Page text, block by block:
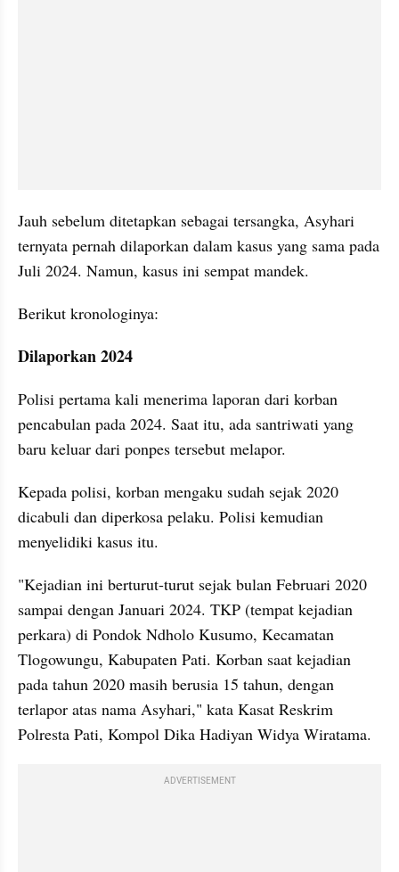
Jauh sebelum ditetapkan sebagai tersangka, Asyhari
ternyata pernah dilaporkan dalam kasus yang sama pada
Juli 2024. Namun, kasus ini sempat mandek.
Berikut kronologinya:
Dilaporkan 2024
Polisi pertama kali menerima laporan dari korban
pencabulan pada 2024. Saat itu, ada santriwati yang
baru keluar dari ponpes tersebut melapor.
Kepada polisi, korban mengaku sudah sejak 2020
dicabuli dan diperkosa pelaku. Polisi kemudian
menyelidiki kasus itu.
"Kejadian ini berturut-turut sejak bulan Februari 2020
sampai dengan Januari 2024. TKP (tempat kejadian
perkara) di Pondok Ndholo Kusumo, Kecamatan
Tlogowungu, Kabupaten Pati. Korban saat kejadian
pada tahun 2020 masih berusia 15 tahun, dengan
terlapor atas nama Asyhari," kata Kasat Reskrim
Polresta Pati, Kompol Dika Hadiyan Widya Wiratama.
ADVERTISEMENT